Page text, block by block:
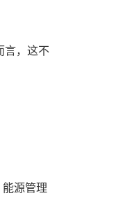
言，这不
源管理